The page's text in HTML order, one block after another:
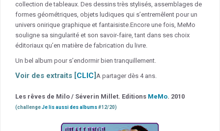
collection de tableaux. Des dessins très stylisés, assemblages de
formes géométriques, objets ludiques qui s’entremêlent pour un
univers onirique graphique et fantaisiste.Encore une fois, MeMo
souligne sa singularité et son savoir-faire, tant dans ses choix
éditoriaux qu’en matière de fabrication du livre.
Un bel album pour s’endormir bien tranquillement.
Voir des extraits [CLIC] A partager dès 4 ans.
Les rêves de Milo / Séverin Millet. Editions MeMo. 2010
(challengeJe lis aussi des albums#12/20)